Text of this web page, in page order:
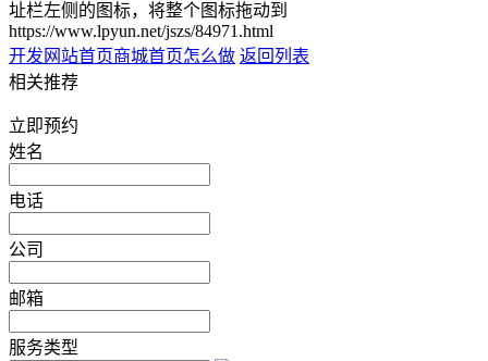
址栏左侧的图标，将整个图标拖动到
https://www.lpyun.net/jszs/84971.html
开发网站首页商城首页怎么做 返回列表
相关推荐
立即预约
姓名
电话
公司
邮箱
服务类型